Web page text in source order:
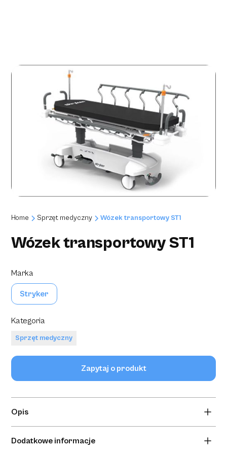
Home Sprzęt medyczny Wózek transportowy ST1
Wózek transportowy ST1
Marka
Stryker
Kategoria
Sprzęt medyczny
Zapytaj o produkt
Opis
transportowe. Nosze te, zaprojektowane tak, by
Dodatkowe informacje